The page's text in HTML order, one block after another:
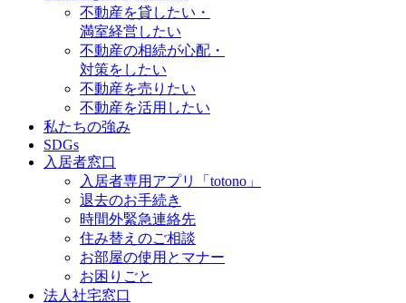
不動産を貸したい・
満室経営したい
不動産の相続が心配・
対策をしたい
不動産を売りたい
不動産を活用したい
私たちの強み
SDGs
入居者窓口
入居者専用アプリ「totono」
退去のお手続き
時間外緊急連絡先
住み替えのご相談
お部屋の使用とマナー
お困りごと
法人社宅窓口